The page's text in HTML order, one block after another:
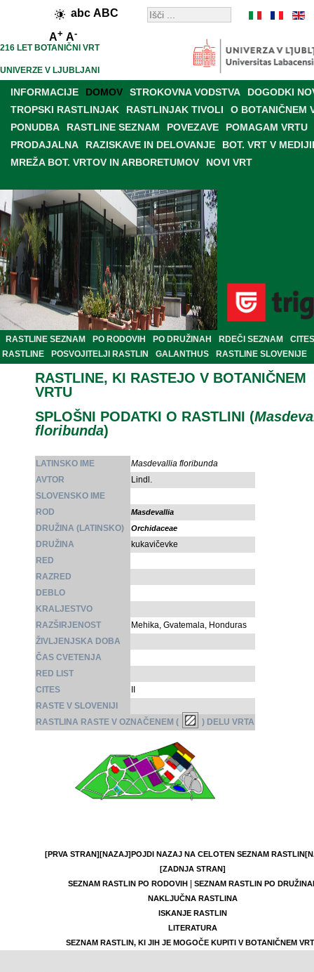
abc ABC
A+ A-
216 LET BOTANIČNI VRT
UNIVERZE V LJUBLJANI
INFORMACIJE DOMOV STROKOVNA VODSTVA
DOGODKI
TROPSKI RASTLINJAK
RASTLINJAK TIVOLI
O BOTANIČNEM
PONUDBA
RASTLINE SEZNAM POVEZAVE
POMAGAM VRTU
PRODAJALNA
RAZISKAVE IN DELOVANJE
BOT. VRT V
MREŽA BOT. VRTOV IN ARBORETUMOV
NOVI VRT
RASTLINE SEZNAM PO RODOVIH PO DRUŽINAH RDEČI SEZNAM
CITES
RASTLINE
POSVOJITELJI RASTLIN GALANTHUS RASTLINE SLOVENIJE
RASTLINE, KI RASTEJO V BOTANIČNEM
VRTU
SPLOŠNI PODATKI O RASTLINI (
floribunda)
LATINSKO IME
Masdevallia floribunda
AVTOR
Lindl.
SLOVENSKO IME
ROD
Masdevallia
DRUŽINA (LATINSKO) Orchidaceae
DRUŽINA
kukavičevke
RED
RAZRED
DEBLO
KRALJESTVO
RAZŠIRJENOST
Mehika, Gvatemala, Honduras
ŽIVLJENJSKA DOBA
ČAS CVETENJA
RED LIST
CITES
RASTE V SLOVENIJI
RASTLINA RASTE V OZNAČENEM (
) DELU VRTA
[PRVA STRAN][NAZAJ]POJDI NAZAJ NA CELOTEN SEZNAM RASTLIN
[ZADNJA STRAN]
SEZNAM RASTLIN PO RODOVIH|
SEZNAM RASTLIN PO
NAKLJUČNA RASTLINA
ISKANJE RASTLIN
LITERATURA
SEZNAM RASTLIN, KI JIH JE MOGOČE KUPITI V BOTANIČNEM